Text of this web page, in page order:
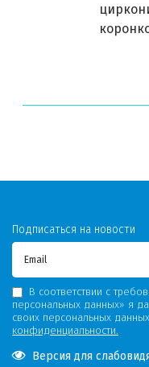
Подписаться на новости
В соответствии с
персональных данных» я
своих персональных
конфиденциальности.
Версия для